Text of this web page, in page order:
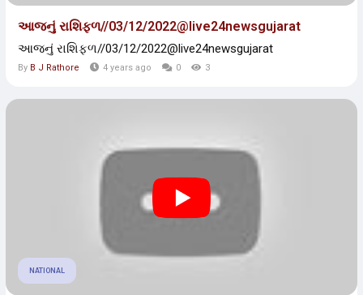
આજનું રાશિફળ//03/12/2022@live24newsgujarat
આજનું રાશિફળ//03/12/2022@live24newsgujarat
By B J Rathore 4 years ago 0 3
NATIONAL